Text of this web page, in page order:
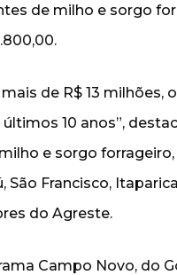
de milho e sorgo
de R$ 13
10 anos”,
e sorgo
São Francisco,
do Agreste.
Campo Novo, do